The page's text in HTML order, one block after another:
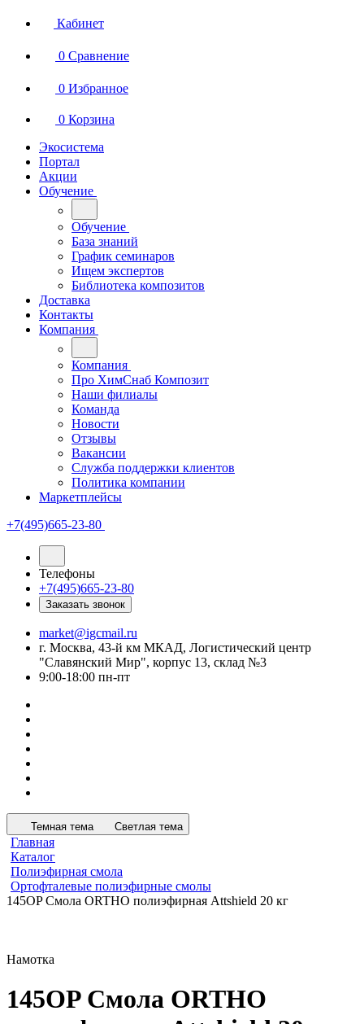
Кабинет
0 Сравнение
0 Избранное
0 Корзина
Экосистема
Портал
Акции
Обучение
Обучение
База знаний
График семинаров
Ищем экспертов
Библиотека композитов
Доставка
Контакты
Компания
Компания
Про ХимСнаб Композит
Наши филиалы
Команда
Новости
Отзывы
Вакансии
Служба поддержки клиентов
Политика компании
Маркетплейсы
+7(495)665-23-80
Телефоны
+7(495)665-23-80
Заказать звонок
market@igcmail.ru
г. Москва, 43-й км МКАД, Логистический центр
"Славянский Мир", корпус 13, склад №3
9:00-18:00 пн-пт
Темная тема Светлая тема
Главная
Каталог
Полиэфирная смола
Ортофталевые полиэфирные смолы
145OP Смола ORTHO полиэфирная Attshield 20 кг
Намотка
145OP Смола ORTHO